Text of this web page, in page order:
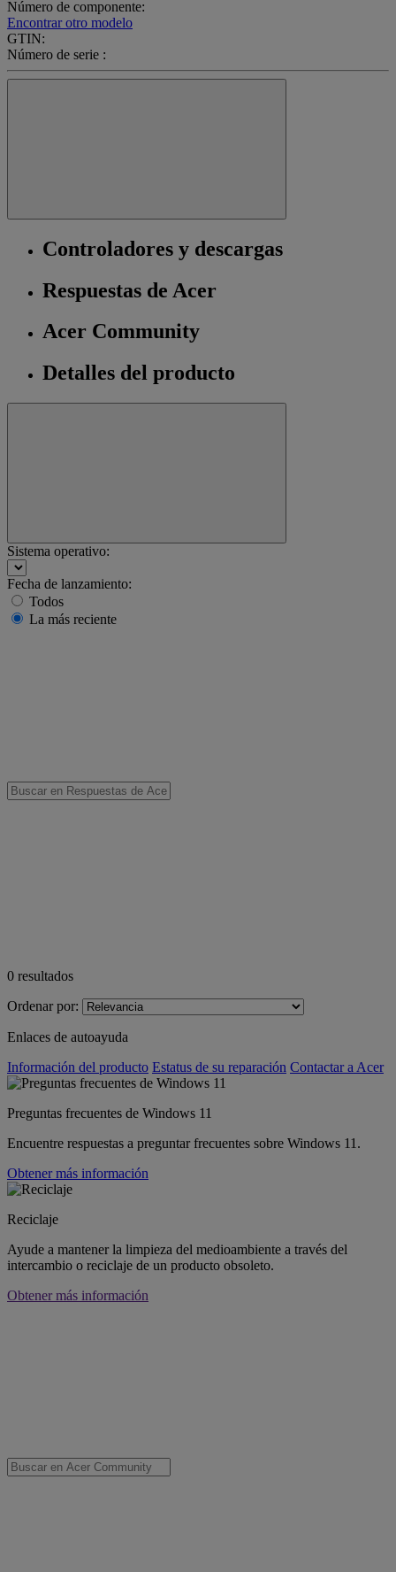
Número de componente:
Encontrar otro modelo
GTIN:
Número de serie :
Controladores y descargas
Respuestas de Acer
Acer Community
Detalles del producto
Sistema operativo:
Fecha de lanzamiento:
Todos
La más reciente
0 resultados
Ordenar por:
Enlaces de autoayuda
Información del producto Estatus de su reparación Contactar a Acer
Preguntas frecuentes de Windows 11
Encuentre respuestas a preguntar frecuentes sobre Windows 11.
Obtener más información
Reciclaje
Ayude a mantener la limpieza del medioambiente a través del
intercambio o reciclaje de un producto obsoleto.
Obtener más información